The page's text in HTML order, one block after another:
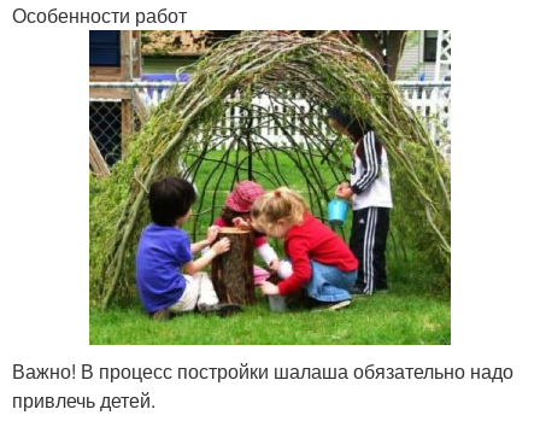
Особенности работ
Важно! В процесс постройки шалаша обязательно надо
привлечь детей.